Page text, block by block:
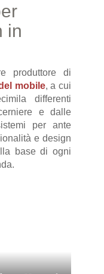
in
produttore di
mobile, a cui
differenti
e dalle
per ante
e design
base di ogni